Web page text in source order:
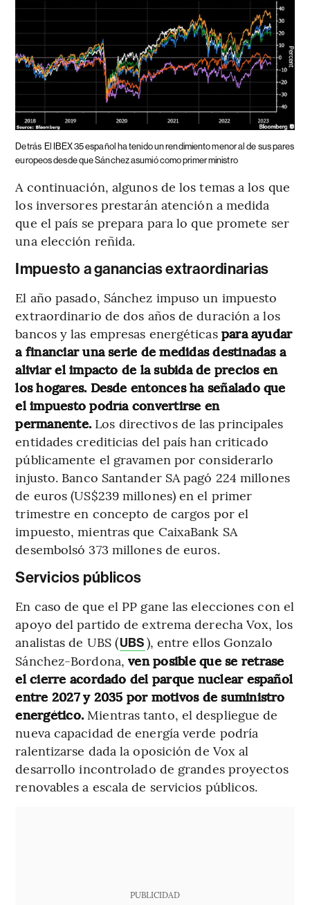
Detrás El IBEX 35 español ha tenido un rendimiento menor al de sus pares
europeos desde que Sánchez asumió como primer ministro
A continuación, algunos de los temas a los que
los inversores prestarán atención a medida
que el país se prepara para lo que promete ser
una elección reñida.
Impuesto a ganancias extraordinarias
El año pasado, Sánchez impuso un impuesto
extraordinario de dos años de duración a los
bancos y las empresas energéticas para ayudar
a financiar una serie de medidas destinadas a
aliviar el impacto de la subida de precios en
los hogares. Desde entonces ha señalado que
el impuesto podría convertirse en
permanente. Los directivos de las principales
entidades crediticias del país han criticado
públicamente el gravamen por considerarlo
injusto. Banco Santander SA pagó 224 millones
de euros (US$239 millones) en el primer
trimestre en concepto de cargos por el
impuesto, mientras que CaixaBank SA
desembolsó 373 millones de euros.
Servicios públicos
En caso de que el PP gane las elecciones con el
apoyo del partido de extrema derecha Vox, los
analistas de UBS (UBS), entre ellos Gonzalo
Sánchez-Bordona, ven posible que se retrase
el cierre acordado del parque nuclear español
entre 2027 y 2035 por motivos de suministro
energético.Mientras tanto, el despliegue de
nueva capacidad de energía verde podría
ralentizarse dada la oposición de Vox al
desarrollo incontrolado de grandes proyectos
renovables a escala de servicios públicos.
PUBLICIDAD